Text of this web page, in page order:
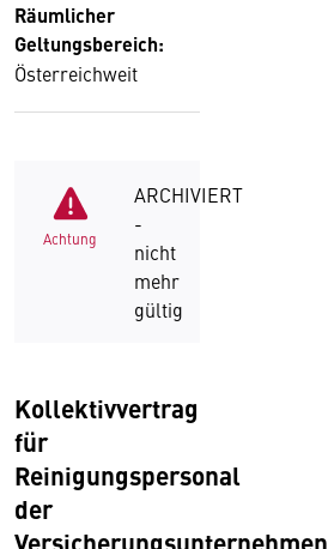
Räumlicher
Geltungsbereich:
Österreichweit
Achtung
ARCHIVIERT
-
nicht
mehr
gültig
Kollektivvertrag
für
Reinigungspersonal
der
Versicherungsunternehmen